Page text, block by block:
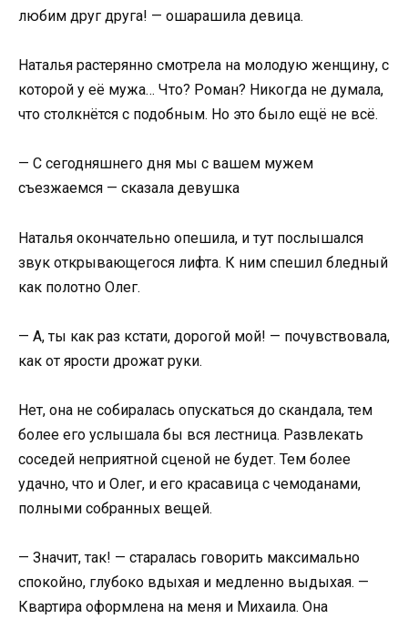
любим друг друга! — ошарашила девица.
Наталья растерянно смотрела на молодую женщину, с
которой у её мужа… Что? Роман? Никогда не думала,
что столкнётся с подобным. Но это было ещё не всё.
— С сегодняшнего дня мы с вашем мужем
съезжаемся — сказала девушка
Наталья окончательно опешила, и тут послышался
звук открывающегося лифта. К ним спешил бледный
как полотно Олег.
— А, ты как раз кстати, дорогой мой! — почувствовала,
как от ярости дрожат руки.
Нет, она не собиралась опускаться до скандала, тем
более его услышала бы вся лестница. Развлекать
соседей неприятной сценой не будет. Тем более
удачно, что и Олег, и его красавица с чемоданами,
полными собранных вещей.
— Значит, так! — старалась говорить максимально
спокойно, глубоко вдыхая и медленно выдыхая. —
Квартира оформлена на меня и Михаила. Она